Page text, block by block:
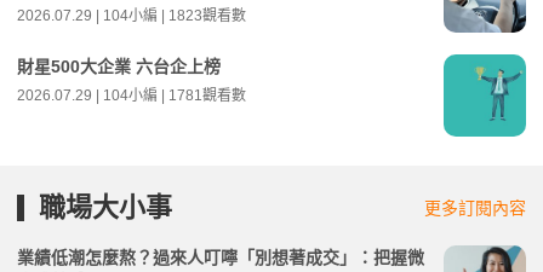
2026.07.29 | 104小編 | 1823觀看數
財星500大企業 六台企上榜
2026.07.29 | 104小編 | 1781觀看數
職場大小事 更多訂閱內容
業績低潮怎麼熬？過來人叮嚀「別想著成交」：把握微